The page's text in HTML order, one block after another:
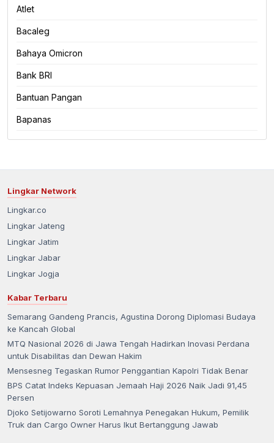
Atlet
Bacaleg
Bahaya Omicron
Bank BRI
Bantuan Pangan
Bapanas
Lingkar Network
Lingkar.co
Lingkar Jateng
Lingkar Jatim
Lingkar Jabar
Lingkar Jogja
Kabar Terbaru
Semarang Gandeng Prancis, Agustina Dorong Diplomasi Budaya
ke Kancah Global
MTQ Nasional 2026 di Jawa Tengah Hadirkan Inovasi Perdana
untuk Disabilitas dan Dewan Hakim
Mensesneg Tegaskan Rumor Penggantian Kapolri Tidak Benar
BPS Catat Indeks Kepuasan Jemaah Haji 2026 Naik Jadi 91,45
Persen
Djoko Setijowarno Soroti Lemahnya Penegakan Hukum, Pemilik
Truk dan Cargo Owner Harus Ikut Bertanggung Jawab